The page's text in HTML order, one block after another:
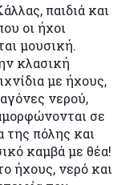
παιδιά και
οι ήχοι
μουσική.
κλασική
με ήχους,
νερού,
σε
της πόλης και
καμβά με θέα!
ήχους, νερό και